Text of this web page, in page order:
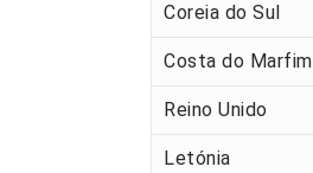
Coreia do Sul
Costa do Marfim
Reino Unido
Letónia